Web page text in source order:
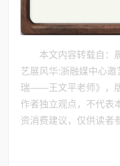
本文内容转载自：
艺展风华:浙融媒中心
瑞——王文平老师》，
作者独立观点，不代表
资消费建议，仅供读者